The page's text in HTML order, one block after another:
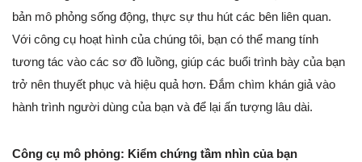
bản mô phỏng sống động, thực sự thu hút các bên liên quan.
Với công cụ hoạt hình của chúng tôi, bạn có thể mang tính
tương tác vào các sơ đồ luồng, giúp các buổi trình bày của bạn
trở nên thuyết phục và hiệu quả hơn. Đắm chìm khán giả vào
hành trình người dùng của bạn và để lại ấn tượng lâu dài.
Công cụ mô phỏng: Kiểm chứng tầm nhìn của bạn